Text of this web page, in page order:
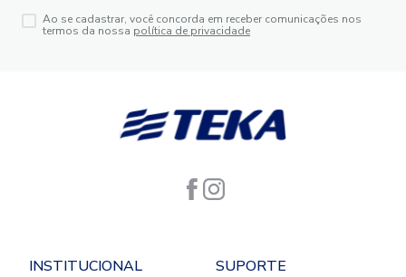
Ao se cadastrar, você concorda em receber comunicações nos
termos da nossa política de privacidade
INSTITUCIONAL SUPORTE